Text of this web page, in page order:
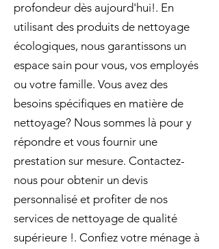
profondeur dès aujourd'hui!. En
utilisant des produits de nettoyage
écologiques, nous garantissons un
espace sain pour vous, vos employés
ou votre famille. Vous avez des
besoins spécifiques en matière de
nettoyage? Nous sommes là pour y
répondre et vous fournir une
prestation sur mesure. Contactez-
nous pour obtenir un devis
personnalisé et profiter de nos
services de nettoyage de qualité
supérieure !. Confiez votre ménage à